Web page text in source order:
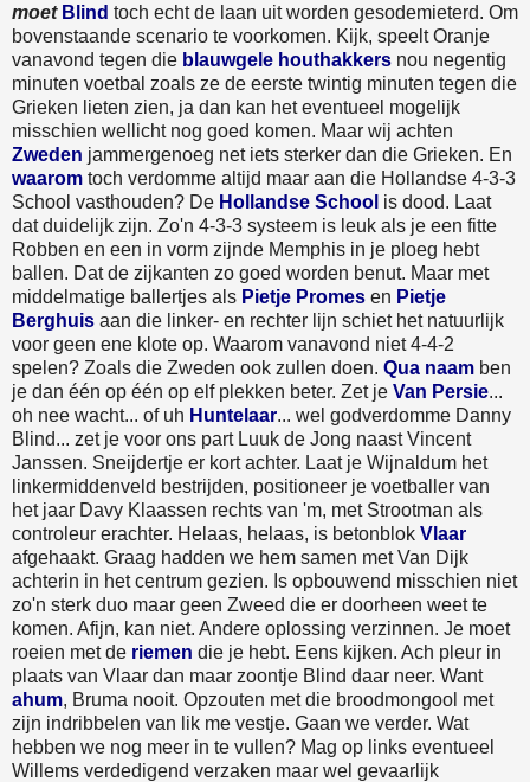
moet Blind toch echt de laan uit worden gesodemieterd. Om
bovenstaande scenario te voorkomen. Kijk, speelt Oranje
vanavond tegen die blauwgele houthakkers nou negentig
minuten voetbal zoals ze de eerste twintig minuten tegen die
Grieken lieten zien, ja dan kan het eventueel mogelijk
misschien wellicht nog goed komen. Maar wij achten
Zweden jammergenoeg net iets sterker dan die Grieken. En
waarom toch verdomme altijd maar aan die Hollandse 4-3-3
School vasthouden? De Hollandse School is dood. Laat
dat duidelijk zijn. Zo'n 4-3-3 systeem is leuk als je een fitte
Robben en een in vorm zijnde Memphis in je ploeg hebt
ballen. Dat de zijkanten zo goed worden benut. Maar met
middelmatige ballertjes als Pietje Promes en Pietje
Berghuis aan die linker- en rechter lijn schiet het natuurlijk
voor geen ene klote op. Waarom vanavond niet 4-4-2
spelen? Zoals die Zweden ook zullen doen. Qua naam ben
je dan één op één op elf plekken beter. Zet je Van Persie...
oh nee wacht... of uh Huntelaar... wel godverdomme Danny
Blind... zet je voor ons part Luuk de Jong naast Vincent
Janssen. Sneijdertje er kort achter. Laat je Wijnaldum het
linkermiddenveld bestrijden, positioneer je voetballer van
het jaar Davy Klaassen rechts van 'm, met Strootman als
controleur erachter. Helaas, helaas, is betonblok Vlaar
afgehaakt. Graag hadden we hem samen met Van Dijk
achterin in het centrum gezien. Is opbouwend misschien niet
zo'n sterk duo maar geen Zweed die er doorheen weet te
komen. Afijn, kan niet. Andere oplossing verzinnen. Je moet
roeien met de riemen die je hebt. Eens kijken. Ach pleur in
plaats van Vlaar dan maar zoontje Blind daar neer. Want
ahum, Bruma nooit. Opzouten met die broodmongool met
zijn indribbelen van lik me vestje. Gaan we verder. Wat
hebben we nog meer in te vullen? Mag op links eventueel
Willems verdedigend verzaken maar wel gevaarlijk